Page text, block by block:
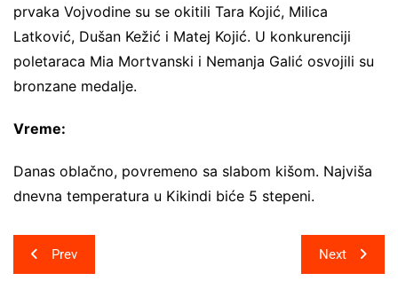
prvaka Vojvodine su se okitili Tara Kojić, Milica
Latković, Dušan Kežić i Matej Kojić. U konkurenciji
poletaraca Mia Mortvanski i Nemanja Galić osvojili su
bronzane medalje.
Vreme:
Danas oblačno, povremeno sa slabom kišom. Najviša
dnevna temperatura u Kikindi biće 5 stepeni.
Post
navigation
Prev Next